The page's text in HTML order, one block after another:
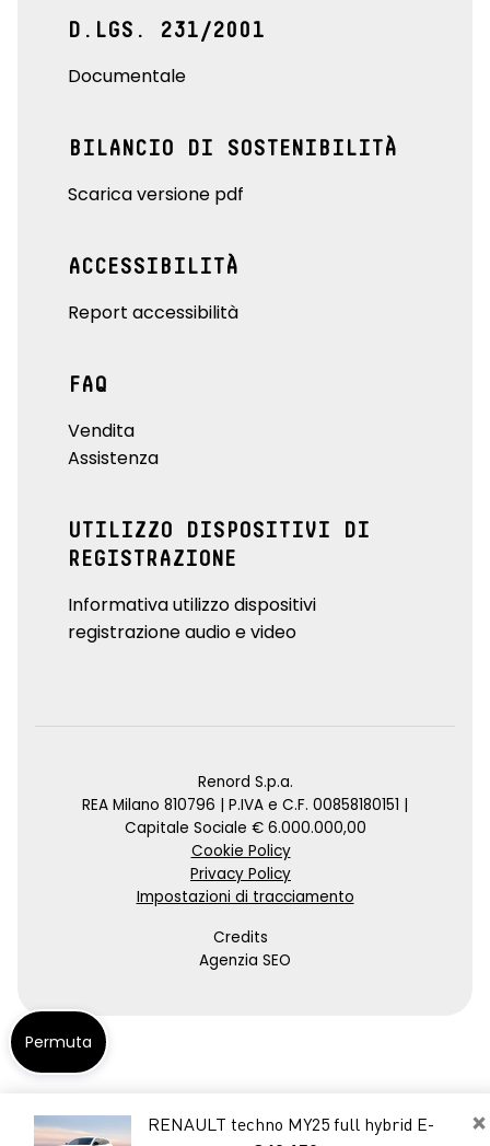
×
RENAULT techno MY25 full hybrid E-
D.LGS. 231/2001
Documentale
BILANCIO DI SOSTENIBILITÀ
Scarica versione pdf
ACCESSIBILITÀ
Report accessibilità
FAQ
Vendita
Assistenza
UTILIZZO DISPOSITIVI DI
REGISTRAZIONE
Informativa utilizzo dispositivi
registrazione audio e video
Renord S.p.a.
REA Milano 810796 | P.IVA e C.F. 00858180151 |
Capitale Sociale € 6.000.000,00
Cookie Policy
Privacy Policy
Impostazioni di tracciamento
Credits
Agenzia SEO
Permuta